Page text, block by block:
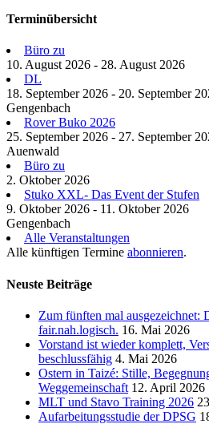
Terminübersicht
Büro zu
10. August 2026 - 28. August 2026
DL
18. September 2026 - 20. September
Gengenbach
Rover Buko 2026
25. September 2026 - 27. September
Auenwald
Büro zu
2. Oktober 2026
Stuko XXL- Das Event der Stufen
9. Oktober 2026 - 11. Oktober 2026
Gengenbach
Alle Veranstaltungen
Alle künftigen Termine abonnieren.
Neuste Beiträge
Zum fünften mal ausgezeichnet:
fair.nah.logisch. 16. Mai 2026
Vorstand ist wieder komplett,
beschlussfähig 4. Mai 2026
Ostern in Taizé: Stille,
Weggemeinschaft 12. April 2026
MLT und Stavo Training 2026
Aufarbeitungsstudie der DPSG